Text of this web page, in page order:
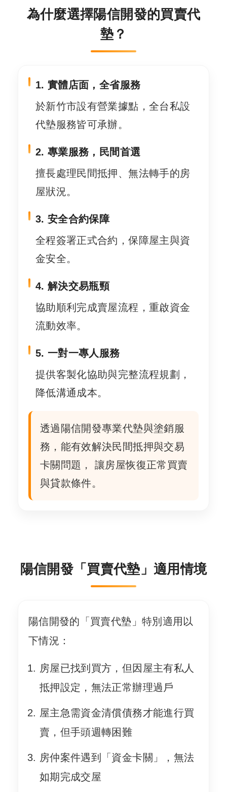
為什麼選擇陽信開發的買賣代
墊？
1. 實體店面，全省服務
於新竹市設有營業據點，全台私設
代墊服務皆可承辦。
2. 專業服務，民間首選
擅長處理民間抵押、無法轉手的房
屋狀況。
3. 安全合約保障
全程簽署正式合約，保障屋主與資
金安全。
4. 解決交易瓶頸
協助順利完成賣屋流程，重啟資金
流動效率。
5. 一對一專人服務
提供客製化協助與完整流程規劃，
降低溝通成本。
透過陽信開發專業代墊與塗銷服
務，能有效解決民間抵押與交易
卡關問題， 讓房屋恢復正常買賣
與貸款條件。
陽信開發「買賣代墊」適用情境
陽信開發的「買賣代墊」特別適用以
下情況：
房屋已找到買方，但因屋主有私人
抵押設定，無法正常辦理過戶
屋主急需資金清償債務才能進行買
賣，但手頭週轉困難
房仲案件遇到「資金卡關」，無法
如期完成交屋